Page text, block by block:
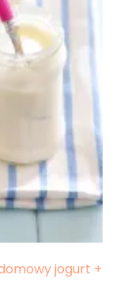
jogurt +